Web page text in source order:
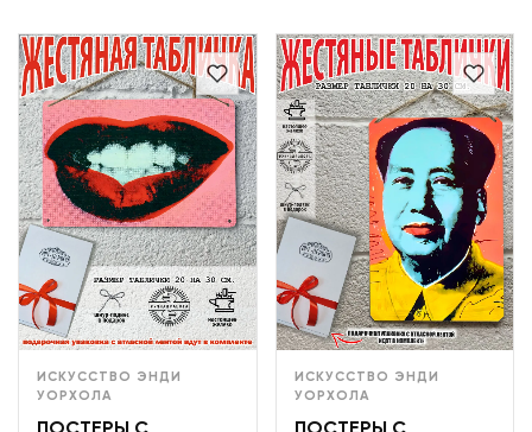
ИСКУССТВО ЭНДИ
УОРХОЛА
ИСКУССТВО ЭНДИ
УОРХОЛА